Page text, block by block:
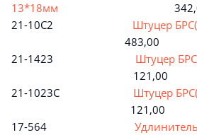
13*18мм
21-10C2 Штуцер
483,00
21-1423 Штуцер
121,00
21-1023C Штуцер
121,00
17-564